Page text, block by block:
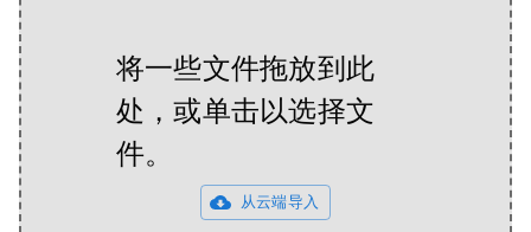
将一些文件拖放到此
处，或单击以选择文
件。
从云端导入